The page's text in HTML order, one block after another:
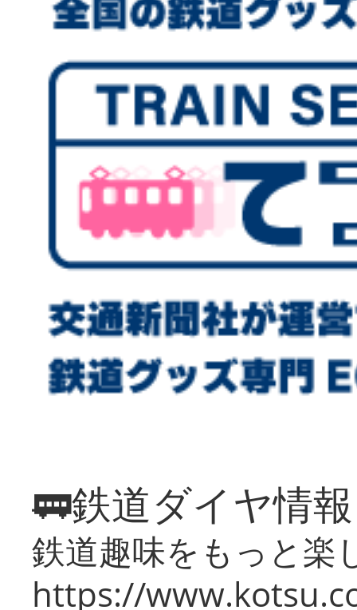
🚃鉄道ダイヤ情
鉄道趣味をもっと楽
https://